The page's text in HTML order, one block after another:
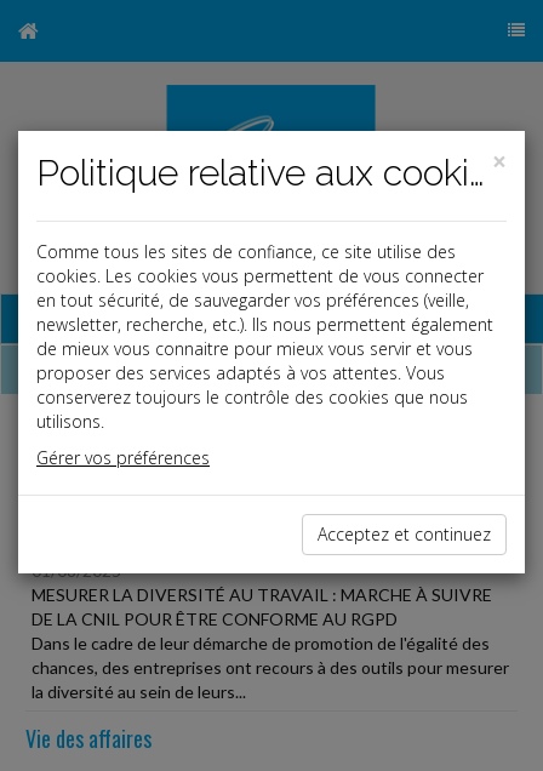
Base documentaire
Dépêches
Liste des dernières dépêches
01/08/2025
MESURER LA DIVERSITÉ AU TRAVAIL : MARCHE À SUIVRE
DE LA CNIL POUR ÊTRE CONFORME AU RGPD
Dans le cadre de leur démarche de promotion de l'égalité des
chances, des entreprises ont recours à des outils pour mesurer
la diversité au sein de leurs...
Vie des affaires
×
Politique relative aux cookies
Comme tous les sites de confiance, ce site utilise des
cookies. Les cookies vous permettent de vous connecter
en tout sécurité, de sauvegarder vos préférences (veille,
newsletter, recherche, etc.). Ils nous permettent également
de mieux vous connaitre pour mieux vous servir et vous
proposer des services adaptés à vos attentes. Vous
conserverez toujours le contrôle des cookies que nous
utilisons.
Gérer vos préférences
Acceptez et continuez